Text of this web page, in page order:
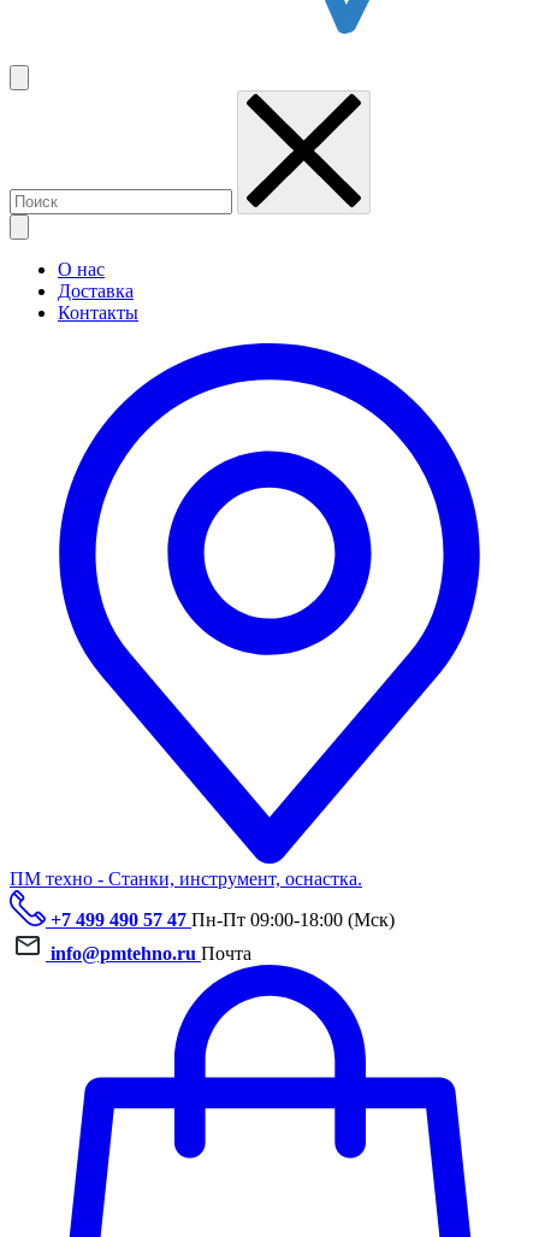
О нас
Доставка
Контакты
ПМ техно - Станки, инструмент, оснастка.
+7 499 490 57 47 Пн-Пт 09:00-18:00 (Мск)
info@pmtehno.ru Почта